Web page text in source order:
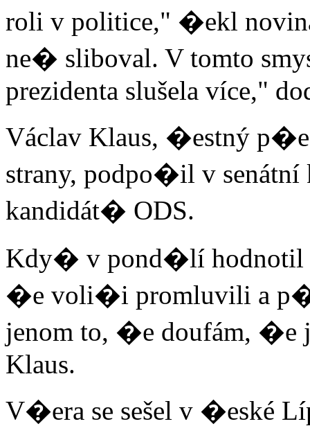
roli v politice," �ekl
ne� sliboval. V tomto
prezidenta slušela více,"
Václav Klaus, �estný
strany, podpo�il v
kandidát� ODS.
Kdy� v pond�lí hodnotil
�e voli�i promluvili a
jenom to, �e doufám,
Klaus.
V�era se sešel v �eské